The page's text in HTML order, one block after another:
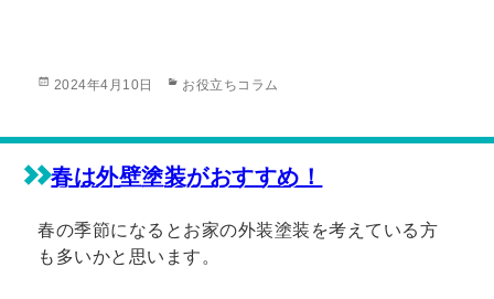
投
2024年4月10日
カ
リ
お役立ちコラム
春は外壁塗装がおすすめ！
春の季節になるとお家の外装塗装を考えている方
も多いかと思います。